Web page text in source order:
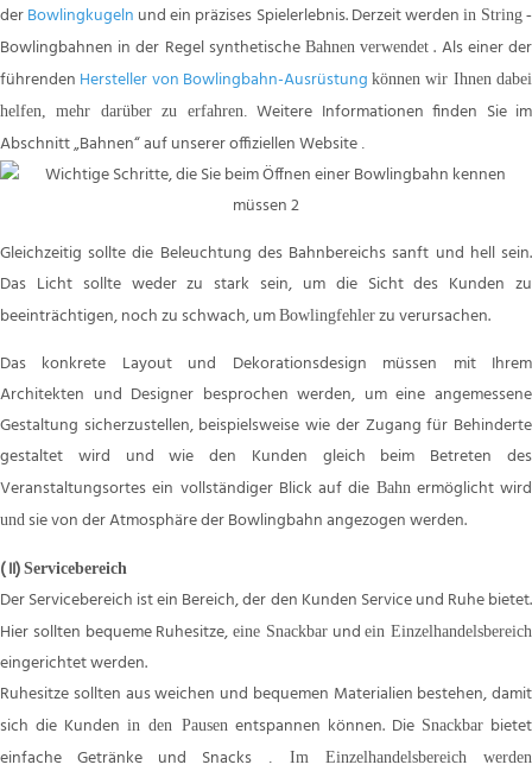
derBowlingkugeln und ein präzises Spielerlebnis. Derzeit werden in String -
Bowlingbahnen in der Regel synthetische Bahnen verwendet . Als einer der
führenden Hersteller von Bowlingbahn-Ausrüstung können wir Ihnen dabei
helfen, mehr darüber zu erfahren.
Weitere Informationen finden Sie im
Abschnitt „Bahnen“ auf unserer offiziellen Website
Gleichzeitig sollte die Beleuchtung des Bahnbereichs sanft und hell sein.
Das Licht sollte weder zu stark sein, um die Sicht des Kunden zu
beeinträchtigen, noch zu schwach, um Bowlingfehler zu verursachen.
Das konkrete Layout und Dekorationsdesign müssen mit Ihrem
Architekten und Designer besprochen werden, um eine angemessene
Gestaltung sicherzustellen, beispielsweise wie der Zugang für Behinderte
gestaltet wird und wie den Kunden gleich beim Betreten des
Veranstaltungsortes ein vollständiger Blick auf die Bahnermöglicht wird
und sie von der Atmosphäre der Bowlingbahn angezogen werden.
(II) Servicebereich
Der Servicebereich ist ein Bereich, der den Kunden Service und Ruhe bietet.
Hier sollten bequeme Ruhesitze, eine Snackbarundein Einzelhandelsbereich
eingerichtet werden.
Ruhesitze sollten aus weichen und bequemen Materialien bestehen, damit
sich die Kundenin den Pausenentspannen können. Die Snackbarbietet
einfache Getränke und Snacks
. Im Einzelhandelsbereich werden